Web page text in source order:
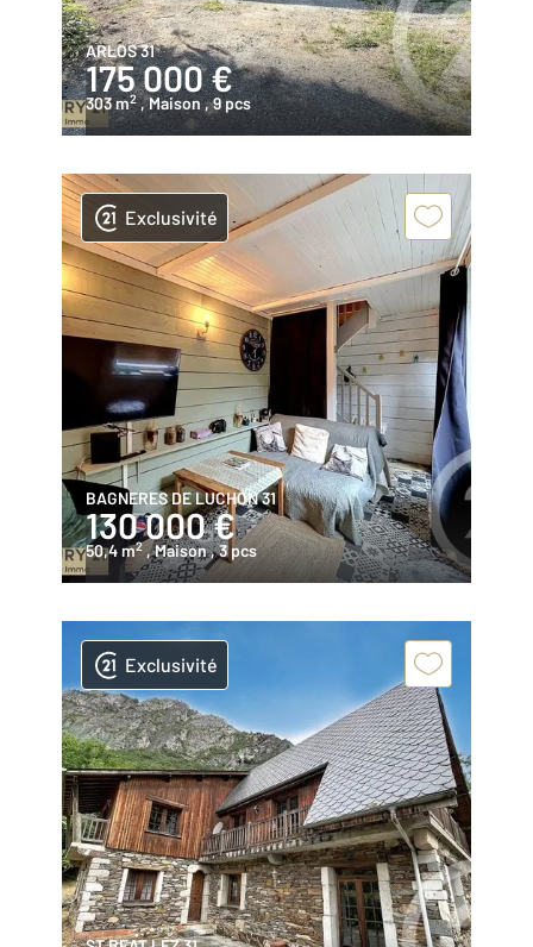
ARLOS 31
175 000 €
303 m2 , Maison, 9 pcs
Exclusivité
BAGNERES DE LUCHON 31
130 000 €
50,4 m2 , Maison, 3 pcs
Exclusivité